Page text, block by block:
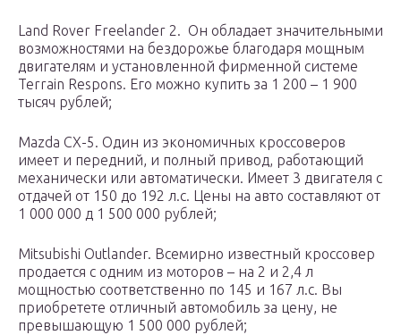
Land Rover Freelander 2. Он обладает значительными
возможностями на бездорожье благодаря мощным
двигателям и установленной фирменной системе
Terrain Respons. Его можно купить за 1 200 – 1 900
тысяч рублей;
Mazda CX-5. Один из экономичных кроссоверов
имеет и передний, и полный привод, работающий
механически или автоматически. Имеет 3 двигателя с
отдачей от 150 до 192 л.с. Цены на авто составляют от
1 000 000 д 1 500 000 рублей;
Mitsubishi Outlander. Всемирно известный кроссовер
продается с одним из моторов – на 2 и 2,4 л
мощностью соответственно по 145 и 167 л.с. Вы
приобретете отличный автомобиль за цену, не
превышающую 1 500 000 рублей;